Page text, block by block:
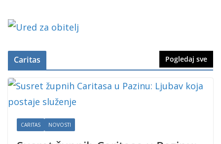
Caritas Pogledaj sve
CARITAS NOVOSTI